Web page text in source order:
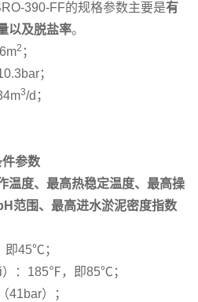
390-FF的规格参数主要是有
以及脱盐率。
2 ；
；
3/d；
参数
温度、最高热稳定温度、最高操
范围、最高进水淤泥密度指数
即45℃；
）：185℉，即85℃；
41bar）；